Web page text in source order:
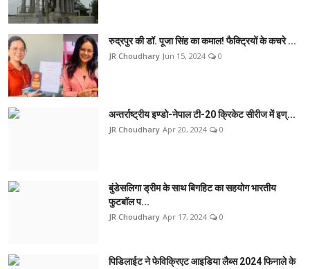
रुद्रपुर की डॉ. पूजा सिंह का कमाल! फैक्ट्रियों के कचरे ...
JR Choudhary Jun 15, 2024 0
अन्तर्राष्ट्रीय इण्डो-नेपाल टी-20 क्रिकेट सीरीज में इण्...
JR Choudhary Apr 20, 2024 0
बुंडेसलिगा ड्रीम के साथ बिगहिट का सहयोग भारतीय
फुटबॉल प...
JR Choudhary Apr 17, 2024 0
पिडिलाईट ने फेविक्रिएट आइडिया लैब्स 2024 फिनाले के